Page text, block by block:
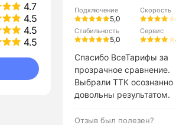
4.7
4.5
4.5
4.5
Подключение
5,0
Скорость
Стабильность
5,0
Сервис
Спасибо ВсеТарифы за
прозрачное сравнение.
Выбрали ТТК осознанно
довольны результатом.
Отзыв был полезен?